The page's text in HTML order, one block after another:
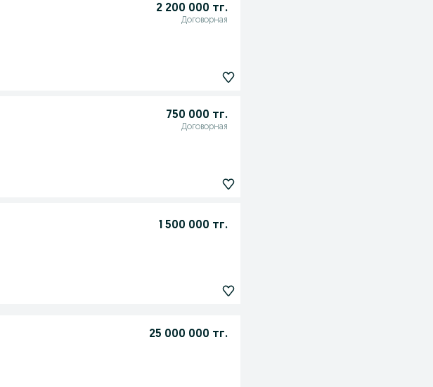
2 200 000 тг.
Договорная
750 000 тг.
Договорная
1 500 000 тг.
25 000 000 тг.